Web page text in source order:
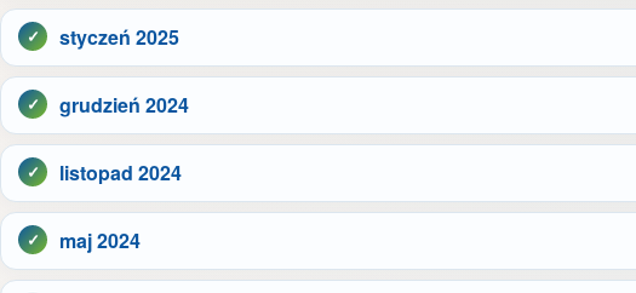
styczeń 2025
grudzień 2024
listopad 2024
maj 2024